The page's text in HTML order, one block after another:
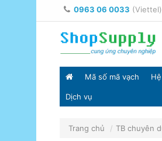
0963 06 0033 (Viettel)
Mã số mã vạch
Dịch vụ
Trang chủ TB chuyên